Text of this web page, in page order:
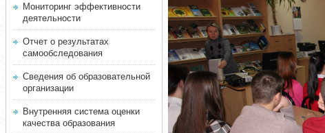
Мониторинг эффективности
деятельности
Отчет о результатах
самообследования
Сведения об образовательной
организации
Внутренняя система оценки
качества образования